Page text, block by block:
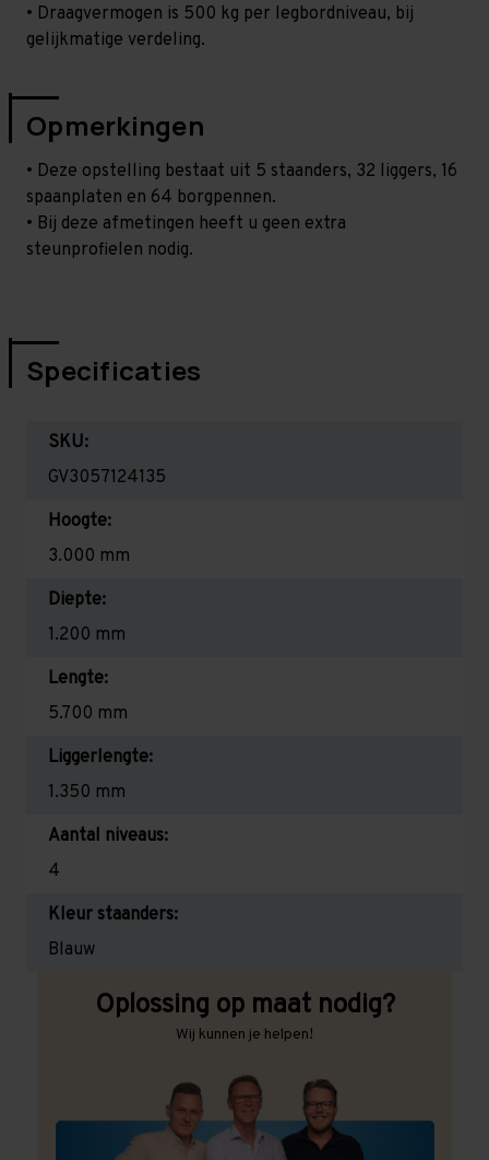
• Draagvermogen is 500 kg per legbordniveau, bij
gelijkmatige verdeling.
Opmerkingen
• Deze opstelling bestaat uit 5 staanders, 32 liggers, 16
spaanplaten en 64 borgpennen.
• Bij deze afmetingen heeft u geen extra
steunprofielen nodig.
Specificaties
SKU:
GV3057124135
Hoogte:
3.000 mm
Diepte:
1.200 mm
Lengte:
5.700 mm
Liggerlengte:
1.350 mm
Aantal niveaus:
4
Kleur staanders:
Blauw
Oplossing op maat nodig?
Wij kunnen je helpen!